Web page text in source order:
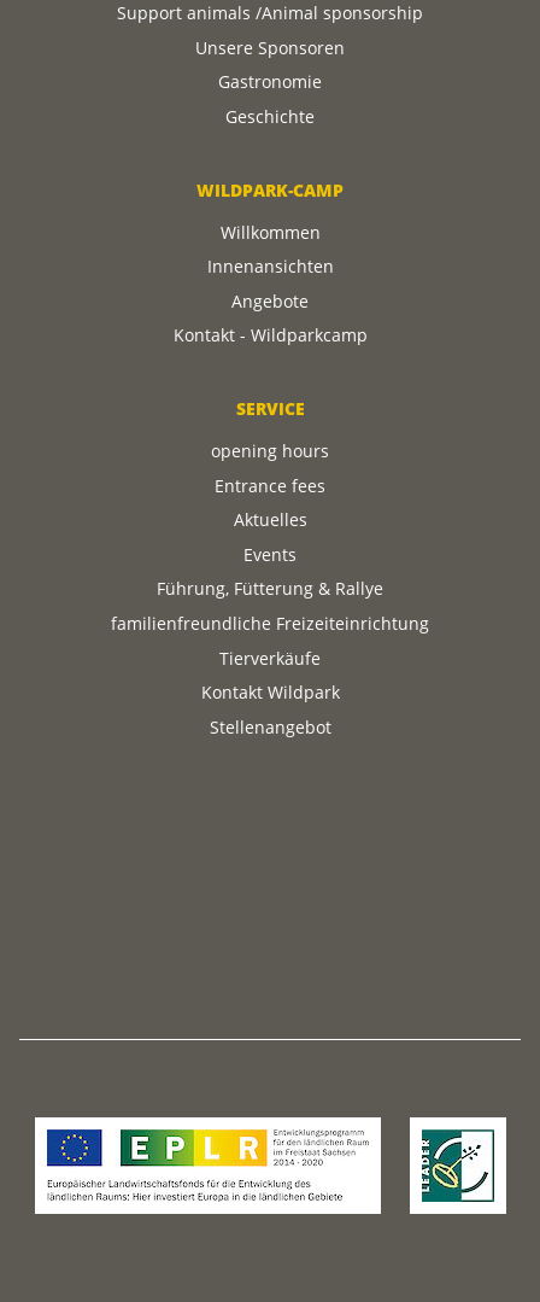
Support animals /Animal sponsorship
Unsere Sponsoren
Gastronomie
Geschichte
WILDPARK-CAMP
Willkommen
Innenansichten
Angebote
Kontakt - Wildparkcamp
SERVICE
opening hours
Entrance fees
Aktuelles
Events
Führung, Fütterung & Rallye
familienfreundliche Freizeiteinrichtung
Tierverkäufe
Kontakt Wildpark
Stellenangebot